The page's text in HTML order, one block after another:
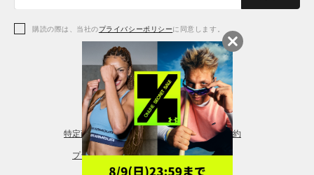
アクセサリー
レギンス＆タイツ
シューズ
購読の際は、当社のプライバシーポリシーに同意します。
特定商取引法に基づく通販の表記 会員規約
プライバシーポリシー